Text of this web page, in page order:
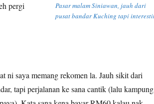
Pasar malam Siniawan, jauh dari
pusat bandar Kuching tapi
pergi
ni saya memang rekomen la. Jauh sikit dari
tapi perjalanan ke sana cantik (lalu